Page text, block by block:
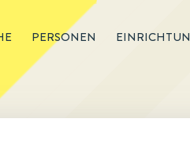
PERSONEN